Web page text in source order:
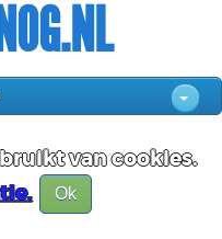
van cookies.
Ok